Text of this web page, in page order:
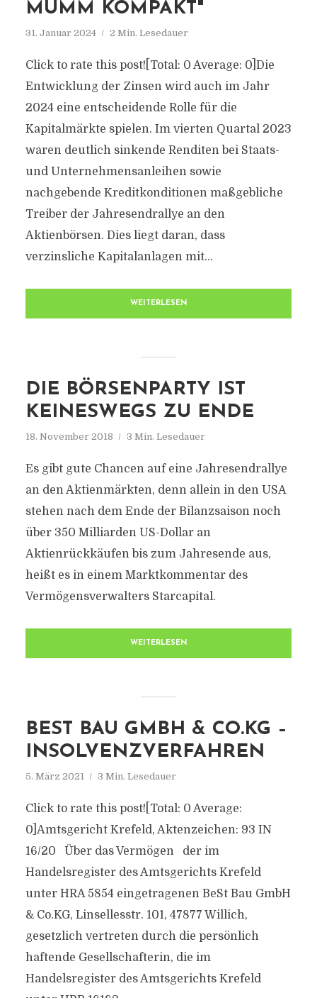
MUMM KOMPAKT"
31. Januar 2024 2 Min. Lesedauer
Click to rate this post![Total: 0 Average: 0]Die
Entwicklung der Zinsen wird auch im Jahr
2024 eine entscheidende Rolle für die
Kapitalmärkte spielen. Im vierten Quartal 2023
waren deutlich sinkende Renditen bei Staats-
und Unternehmensanleihen sowie
nachgebende Kreditkonditionen maßgebliche
Treiber der Jahresendrallye an den
Aktienbörsen. Dies liegt daran, dass
verzinsliche Kapitalanlagen mit...
WEITERLESEN
DIE BÖRSENPARTY IST
KEINESWEGS ZU ENDE
18. November 2018 3 Min. Lesedauer
Es gibt gute Chancen auf eine Jahresendrallye
an den Aktienmärkten, denn allein in den USA
stehen nach dem Ende der Bilanzsaison noch
über 350 Milliarden US-Dollar an
Aktienrückkäufen bis zum Jahresende aus,
heißt es in einem Marktkommentar des
Vermögensverwalters Starcapital.
WEITERLESEN
BEST BAU GMBH & CO.KG –
INSOLVENZVERFAHREN
5. März 2021 3 Min. Lesedauer
Click to rate this post![Total: 0 Average:
0]Amtsgericht Krefeld, Aktenzeichen: 93 IN
16/20 Über das Vermögen der im
Handelsregister des Amtsgerichts Krefeld
unter HRA 5854 eingetragenen BeSt Bau GmbH
& Co.KG, Linsellesstr. 101, 47877 Willich,
gesetzlich vertreten durch die persönlich
haftende Gesellschafterin, die im
Handelsregister des Amtsgerichts Krefeld